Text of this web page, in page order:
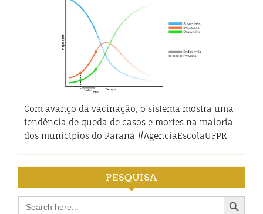
Com avanço da vacinação, o sistema mostra uma
tendência de queda de casos e mortes na maioria
dos municípios do Paraná #AgenciaEscolaUFPR
PESQUISA
Search
for:
Search Button